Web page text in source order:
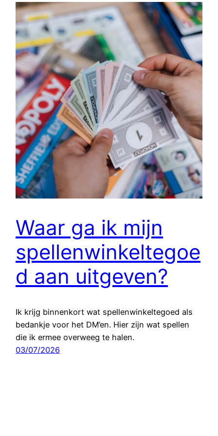
Waar ga ik mijn
spellenwinkeltegoe
d aan uitgeven?
Ik krijg binnenkort wat spellenwinkeltegoed als
bedankje voor het DM’en. Hier zijn wat spellen
die ik ermee overweeg te halen.
03/07/2026